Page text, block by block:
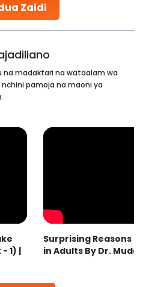
Zaidi
madaktari na wataalam wa
pamoja na maoni ya
1) |
Surprising Reasons
in Adults By Dr.